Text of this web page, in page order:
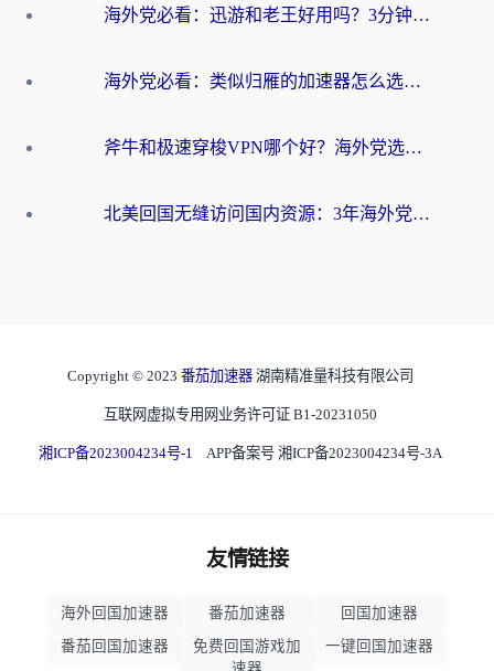
海外党必看：迅游和老王好用吗？3分钟选对加速国内网络的加速器
海外党必看：类似归雁的加速器怎么选？一篇搞定无缝访问国内资源
斧牛和极速穿梭VPN哪个好？海外党选回国加速器必看的真实对比与避坑指南
北美回国无缝访问国内资源：3年海外党亲测的加速器选择指南
Copyright © 2023 番茄加速器 湖南精准量科技有限公司
互联网虚拟专用网业务许可证 B1-20231050
湘ICP备2023004234号-1 APP备案号 湘ICP备2023004234号-3A
友情链接
海外回国加速器 番茄加速器
回国加速器
番茄回国加速器
免费回国游戏加
一键回国加速器